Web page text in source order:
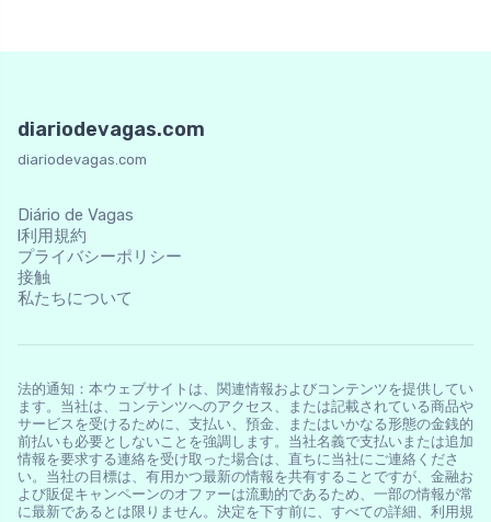
diariodevagas.com
diariodevagas.com
Diário de Vagas
l利用規約
プライバシーポリシー
接触
私たちについて
法的通知：本ウェブサイトは、関連情報およびコンテンツを提供してい
ます。当社は、コンテンツへのアクセス、または記載されている商品や
サービスを受けるために、支払い、預金、またはいかなる形態の金銭的
前払いも必要としないことを強調します。当社名義で支払いまたは追加
情報を要求する連絡を受け取った場合は、直ちに当社にご連絡くださ
い。当社の目標は、有用かつ最新の情報を共有することですが、金融お
よび販促キャンペーンのオファーは流動的であるため、一部の情報が常
に最新であるとは限りません。決定を下す前に、すべての詳細、利用規